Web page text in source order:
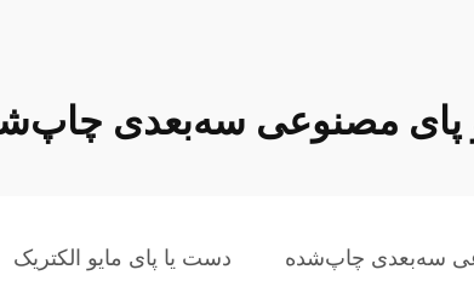
مصنوعی سه‌بعدی
سه‌بعدی چاپ‌شده دست یا پای مایو الکتریک